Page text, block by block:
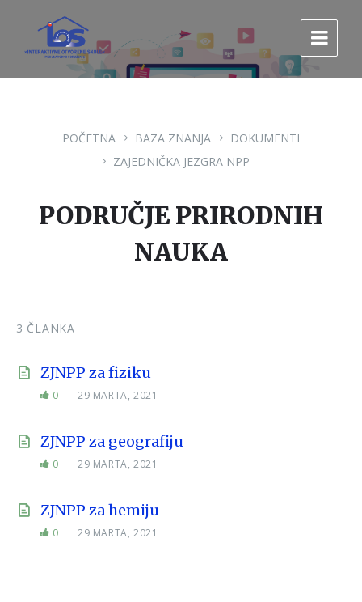
sadržaj
glavnu
navigaciju.
POČETNA BAZA ZNANJA
DOKUMENTI
ZAJEDNIČKA JEZGRA NPP
PODRUČJE PRIRODNIH
NAUKA
3 ČLANKA
ZJNPP za fiziku
0 29 MARTA, 2021
ZJNPP za geografiju
0 29 MARTA, 2021
ZJNPP za hemiju
0 29 MARTA, 2021